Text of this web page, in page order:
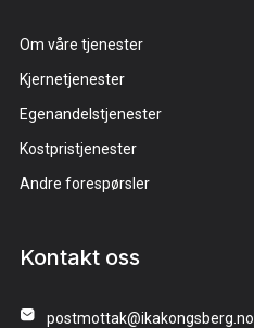
Om våre tjenester
Kjernetjenester
Egenandelstjenester
Kostpristjenester
Andre forespørsler
Kontakt oss
postmottak@ikakongsberg.no